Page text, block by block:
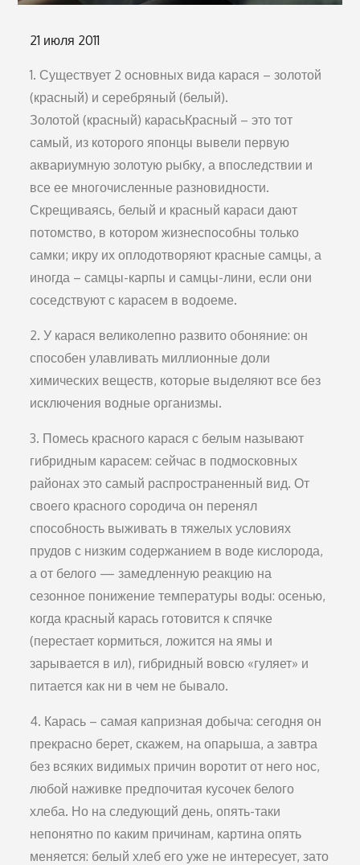
Опубликовано
21 июля 2011
1. Существует 2 основных вида карася – золотой
(красный) и серебряный (белый).
Золотой (красный) карасьКрасный – это тот
самый, из которого японцы вывели первую
аквариумную золотую рыбку, а впоследствии и
все ее многочисленные разновидности.
Скрещиваясь, белый и красный караси дают
потомство, в котором жизнеспособны только
самки; икру их оплодотворяют красные самцы, а
иногда – самцы-карпы и самцы-лини, если они
соседствуют с карасем в водоеме.
2. У карася великолепно развито обоняние: он
способен улавливать миллионные доли
химических веществ, которые выделяют все без
исключения водные организмы.
3. Помесь красного карася с белым называют
гибридным карасем: сейчас в подмосковных
районах это самый распространенный вид. От
своего красного сородича он перенял
способность выживать в тяжелых условиях
прудов с низким содержанием в воде кислорода,
а от белого — замедленную реакцию на
сезонное понижение температуры воды: осенью,
когда красный карась готовится к спячке
(перестает кормиться, ложится на ямы и
зарывается в ил), гибридный вовсю «гуляет» и
питается как ни в чем не бывало.
4. Карась – самая капризная добыча: сегодня он
прекрасно берет, скажем, на опарыша, а завтра
без всяких видимых причин воротит от него нос,
любой наживке предпочитая кусочек белого
хлеба. Но на следующий день, опять-таки
непонятно по каким причинам, картина опять
меняется: белый хлеб его уже не интересует, зато